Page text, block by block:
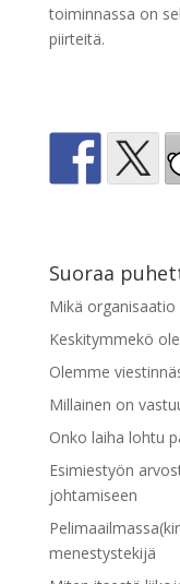
toiminnassa on
piirteitä.
Suoraa
Mikä
Keskitymmekö
Olemme
Millainen on
Onko laiha lohtu
Esimiestyön
johtamiseen
menestystekijä